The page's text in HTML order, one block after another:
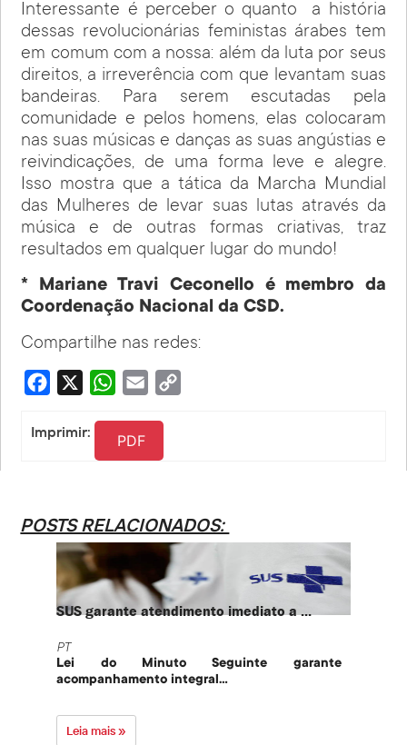
Interessante é perceber o quanto a história
dessas revolucionárias feministas árabes tem
em comum com a nossa: além da luta por seus
direitos, a irreverência com que levantam suas
bandeiras. Para serem escutadas pela
comunidade e pelos homens, elas colocaram
nas suas músicas e danças as suas angústias e
reivindicações, de uma forma leve e alegre.
Isso mostra que a tática da Marcha Mundial
das Mulheres de levar suas lutas através da
música e de outras formas criativas, traz
resultados em qualquer lugar do mundo!
* Mariane Travi Ceconello é membro da
Coordenação Nacional da CSD.
Compartilhe nas redes:
Facebook WhatsApp
Email
Imprimir: PDF
POSTS RELACIONADOS:
SUS garante atendimento imediato a ...
PT
Lei do Minuto Seguinte garante
acompanhamento integral...
Leia mais »